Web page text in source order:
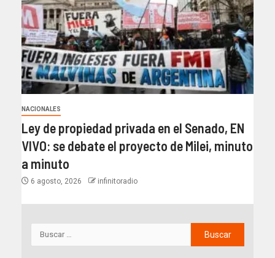
NACIONALES
Ley de propiedad privada en el Senado, EN
VIVO: se debate el proyecto de Milei, minuto
a minuto
6 agosto, 2026 infinitoradio